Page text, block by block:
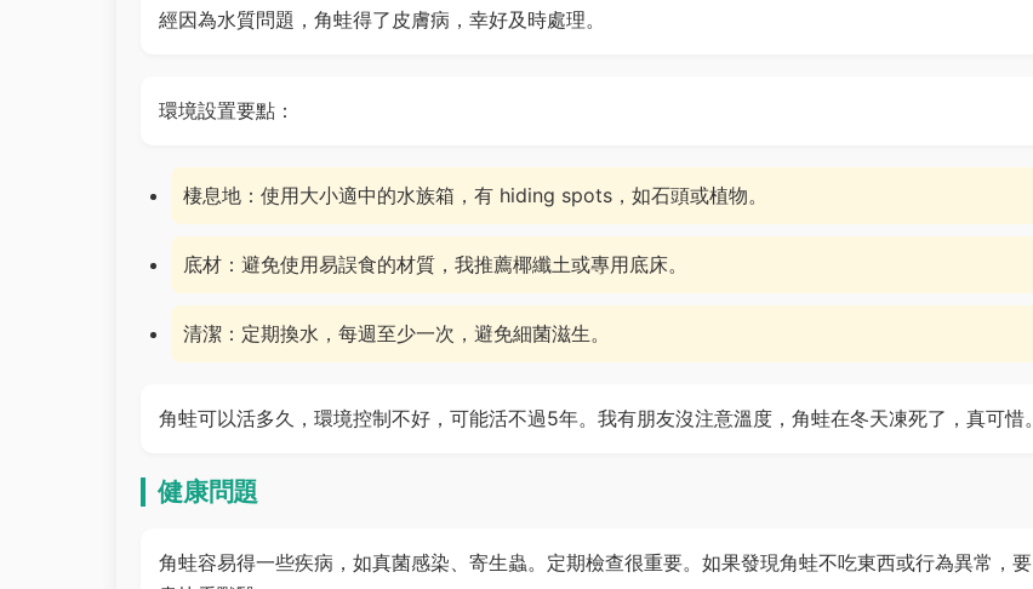
經因為水質問題，角蛙得了皮膚病，幸好及時處理。
環境設置要點：
棲息地：使用大小適中的水族箱，有 hiding spots，如石頭或植物。
底材：避免使用易誤食的材質，我推薦椰纖土或專用底床。
清潔：定期換水，每週至少一次，避免細菌滋生。
角蛙可以活多久，環境控制不好，可能活不過5年。我有朋友沒注意溫度，角蛙在冬天凍死了，真可惜。
健康問題
角蛙容易得一些疾病，如真菌感染、寄生蟲。定期檢查很重要。如果發現角蛙不吃東西或行為異常，要